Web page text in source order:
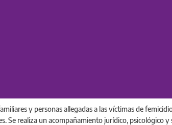
y personas allegadas a las víctimas de
Se realiza un acompañamiento jurídico, psicológico